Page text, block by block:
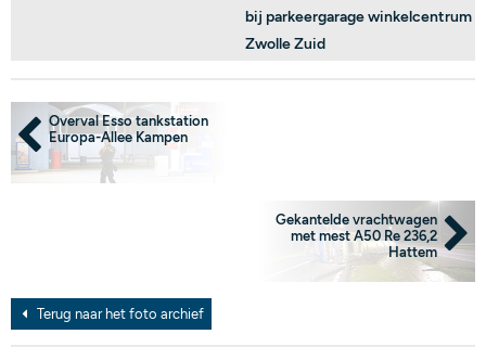
bij parkeergarage winkelcentrum
Zwolle Zuid
Overval Esso tankstation
Europa-Allee Kampen
Gekantelde vrachtwagen
met mest A50 Re 236,2
Hattem
Terug naar het foto archief